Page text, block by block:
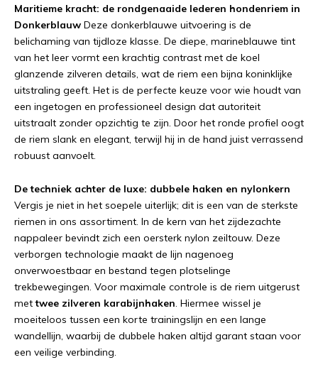
Maritieme kracht: de rondgenaaide lederen hondenriem in
Donkerblauw Deze donkerblauwe uitvoering is de
belichaming van tijdloze klasse. De diepe, marineblauwe tint
van het leer vormt een krachtig contrast met de koel
glanzende zilveren details, wat de riem een bijna koninklijke
uitstraling geeft. Het is de perfecte keuze voor wie houdt van
een ingetogen en professioneel design dat autoriteit
uitstraalt zonder opzichtig te zijn. Door het ronde profiel oogt
de riem slank en elegant, terwijl hij in de hand juist verrassend
robuust aanvoelt.
De techniek achter de luxe: dubbele haken en nylonkern
Vergis je niet in het soepele uiterlijk; dit is een van de sterkste
riemen in ons assortiment. In de kern van het zijdezachte
nappaleer bevindt zich een oersterk nylon zeiltouw. Deze
verborgen technologie maakt de lijn nagenoeg
onverwoestbaar en bestand tegen plotselinge
trekbewegingen. Voor maximale controle is de riem uitgerust
mettwee zilveren karabijnhaken. Hiermee wissel je
moeiteloos tussen een korte trainingslijn en een lange
wandellijn, waarbij de dubbele haken altijd garant staan voor
een veilige verbinding.